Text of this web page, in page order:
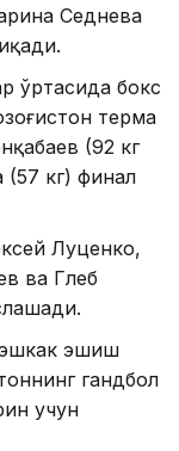
Седнева
ўртасида бокс
терма
(92 кг
кг) финал
Луценко,
ва Глеб
эшкак эшиш
гандбол
учун